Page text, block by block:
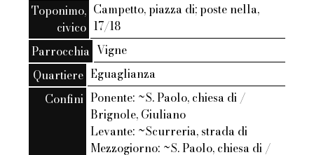
Toponimo,
civico
Campetto, piazza di; poste nella,
17/18
Parrocchia Vigne
Quartiere Eguaglianza
Confini Ponente: ~S. Paolo, chiesa di /
Brignole, Giuliano
Levante: ~Scurreria, strada di
Mezzogiorno: ~S. Paolo, chiesa di /